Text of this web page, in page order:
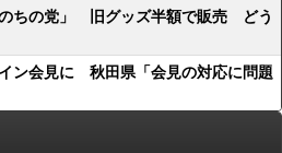
ちの党」 旧グッズ半額で販売 どう
ン会見に 秋田県「会見の対応に問題